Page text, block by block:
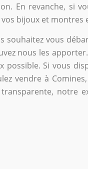
En revanche, si
bijoux et montres
vous
nous les
Si vous
vendre à
notre